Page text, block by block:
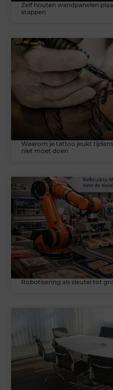
Zelf houten wandpanelen
stappen
Waarom je tattoo jeukt
niet moet doen
Robotisering als sleutel tot